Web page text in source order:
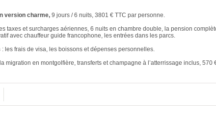
version charme, 9 jours / 6 nuits, 3801 € TTC par personne.
taxes et surcharges aériennes, 6 nuits en chambre double, la pension
avec chauffeur guide francophone, les entrées dans les parcs.
: les frais de visa, les boissons et dépenses personnelles.
migration en montgolfière, transferts et champagne à l’atterrissage inclus, 570